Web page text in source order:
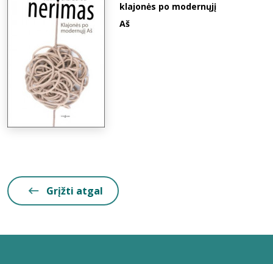
D.U.K.
klajonės po modernųjį
Aš
Grįžti atgal